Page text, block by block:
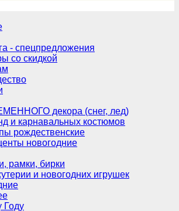
- спецпредложения
со скидкой
декора (снег, лед)
и карнавальных костюмов
рождественские
новогодние
рамки, бирки
и новогодних игрушек
Году